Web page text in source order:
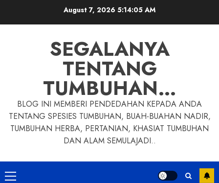
August 7, 2026 5:14:06 AM
SEGALANYA
TENTANG
TUMBUHAN…
BLOG INI MEMBERI PENDEDAHAN KEPADA ANDA
TENTANG SPESIES TUMBUHAN, BUAH-BUAHAN NADIR,
TUMBUHAN HERBA, PERTANIAN, KHASIAT TUMBUHAN
DAN ALAM SEMULAJADI..
Primary